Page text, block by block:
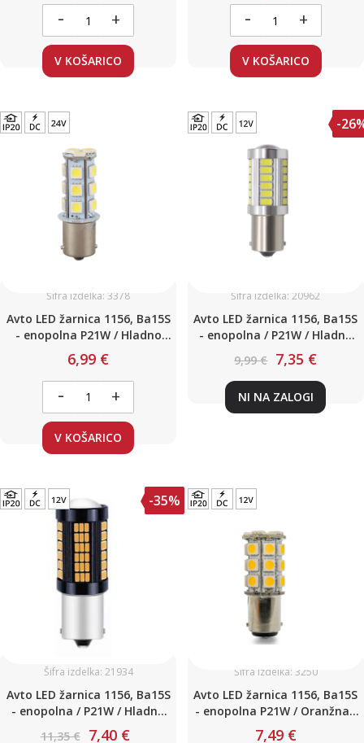
- +
V KOŠARICO
- +
V KOŠARICO
Šifra izdelka: 3378
Avto LED žarnica 1156, Ba15S
- enopolna P21W / Hladno
bela / 18 LED / 4,3W / 24V
6,99 €
- +
V KOŠARICO
-
Šifra izdelka: 20962
Avto LED žarnica 1156, Ba15S
- enopolna / P21W / Hladno
bela / 33 LED / 4,5W DC12V /
Canbus
9,99 € 7,35 €
NI NA ZALOGI
-35%
Šifra izdelka: 21934
Avto LED žarnica 1156, Ba15S
- enopolna / P21W / Hladno
bela / 102 LED / 3014 / 5W /
11,35 € 7,40 €
Šifra izdelka: 3250
Avto LED žarnica 1156, Ba15S
- enopolna P21W / Oranžna /
7,49 €